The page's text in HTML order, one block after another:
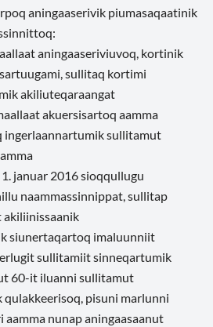
aningaaserivik piumasaqaatinik
aningaaseriviuvoq, kortinik
sullitaq kortimi
akiliuteqaraangat
akuersisartoq aamma
ingerlaannartumik sullitamut
januar 2016 sioqqullugu
naammassinnippat, sullitap
siunertaqartoq imaluunniit
sullitamiit sinneqartumik
60-it iluanni sullitamut
pisuni marlunni
nunap aningaasaanut